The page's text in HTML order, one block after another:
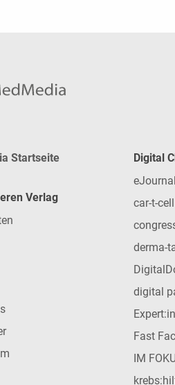
Startseite
Verlag
Digital
car-t-cell
derma-
digital
Fast
IM